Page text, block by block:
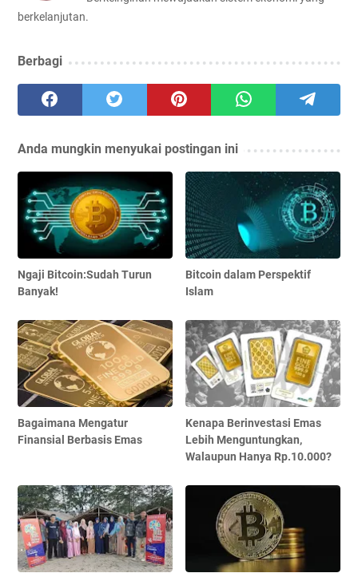
berkelanjutan.
Berbagi
Anda mungkin menyukai postingan ini
Ngaji Bitcoin:Sudah Turun
Banyak!
Bitcoin dalam Perspektif
Islam
Bagaimana Mengatur
Finansial Berbasis Emas
Kenapa Berinvestasi Emas
Lebih Menguntungkan,
Walaupun Hanya Rp.10.000?